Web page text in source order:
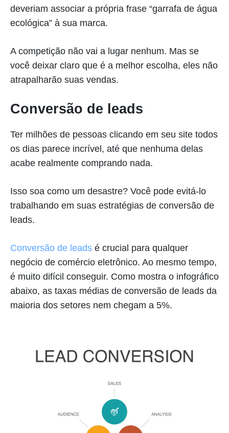
deveriam associar a própria frase “garrafa de água
ecológica” à sua marca.
A competição não vai a lugar nenhum. Mas se
você deixar claro que é a melhor escolha, eles não
atrapalharão suas vendas.
Conversão de leads
Ter milhões de pessoas clicando em seu site todos
os dias parece incrível, até que nenhuma delas
acabe realmente comprando nada.
Isso soa como um desastre? Você pode evitá-lo
trabalhando em suas estratégias de conversão de
leads.
Conversão de leads é crucial para qualquer
negócio de comércio eletrônico. Ao mesmo tempo,
é muito difícil conseguir. Como mostra o infográfico
abaixo, as taxas médias de conversão de leads da
maioria dos setores nem chegam a 5%.